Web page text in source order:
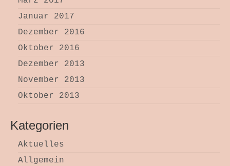
Januar 2017
Dezember 2016
Oktober 2016
Dezember 2013
November 2013
Oktober 2013
Kategorien
Aktuelles
Allgemein